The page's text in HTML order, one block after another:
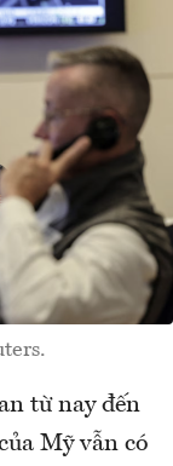
từ nay đến
Mỹ vẫn có